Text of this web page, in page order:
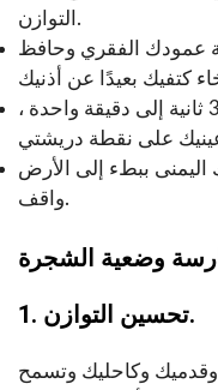
التوازن.
عمودك الفقري وحافظ
ابق في الوضع لمدة 30 ثانية إلى دقيقة واحدة ،
اليمنى ببطء إلى الأرض
واقف.
1. تحسين التوازن.
وكاحليك وتسمح